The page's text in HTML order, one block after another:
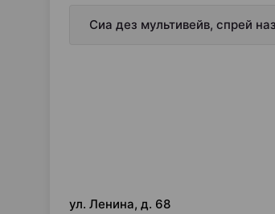
Сиа дез мультивейв, спрей
ул. Ленина, д. 68